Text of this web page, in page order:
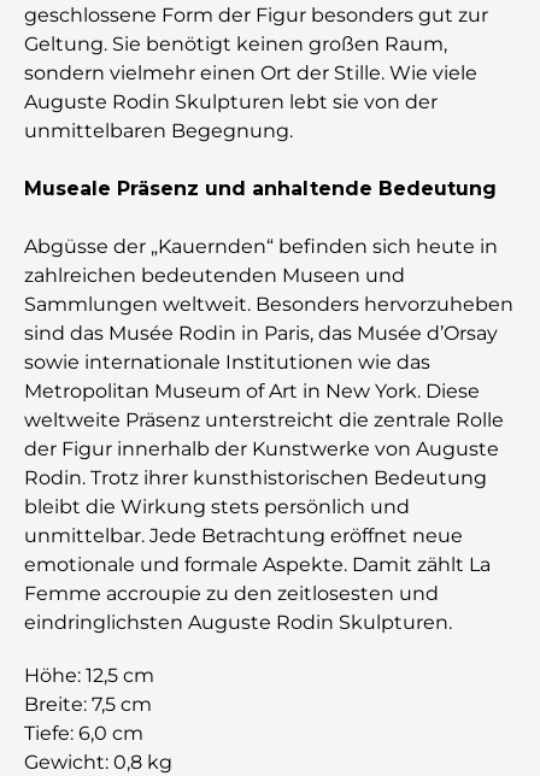
geschlossene Form der Figur besonders gut zur
Geltung. Sie benötigt keinen großen Raum,
sondern vielmehr einen Ort der Stille. Wie viele
Auguste Rodin Skulpturen lebt sie von der
unmittelbaren Begegnung.
Museale Präsenz und anhaltende Bedeutung
Abgüsse der „Kauernden“ befinden sich heute in
zahlreichen bedeutenden Museen und
Sammlungen weltweit. Besonders hervorzuheben
sind das Musée Rodin in Paris, das Musée d’Orsay
sowie internationale Institutionen wie das
Metropolitan Museum of Art in New York. Diese
weltweite Präsenz unterstreicht die zentrale Rolle
der Figur innerhalb der Kunstwerke von Auguste
Rodin. Trotz ihrer kunsthistorischen Bedeutung
bleibt die Wirkung stets persönlich und
unmittelbar. Jede Betrachtung eröffnet neue
emotionale und formale Aspekte. Damit zählt La
Femme accroupie zu den zeitlosesten und
eindringlichsten Auguste Rodin Skulpturen.
Höhe: 12,5 cm
Breite: 7,5 cm
Tiefe: 6,0 cm
Gewicht: 0,8 kg